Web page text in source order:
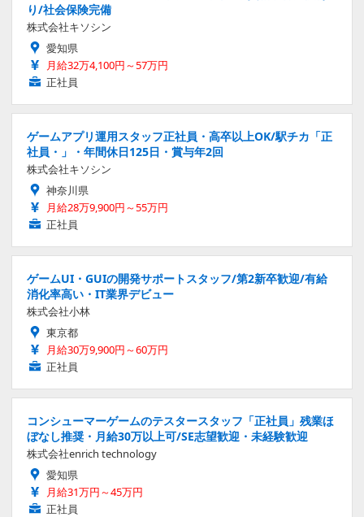
り/社会保険完備
株式会社キソシン
愛知県
月給32万4,100円～57万円
正社員
ゲームアプリ運用スタッフ正社員・高卒以上OK/駅チカ「正
社員・」・年間休日125日・賞与年2回
株式会社キソシン
神奈川県
月給28万9,900円～55万円
正社員
ゲームUI・GUIの開発サポートスタッフ/第2新卒歓迎/有給
消化率高い・IT業界デビュー
株式会社小林
東京都
月給30万9,900円～60万円
正社員
コンシューマーゲームのテスタースタッフ「正社員」残業ほ
ぼなし推奨・月給30万以上可/SE志望歓迎・未経験歓迎
株式会社enrich technology
愛知県
月給31万円～45万円
正社員